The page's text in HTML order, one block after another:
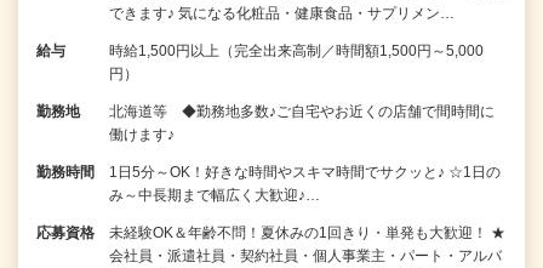
できます♪ 気になる化粧品・健康食品・サプリメン…
給与
時給1,500円以上（完全出来高制／時間額1,500円～5,000
円）
勤務地
北海道等 ◆勤務地多数♪ご自宅やお近くの店舗で間時間に
働けます♪
勤務時間
1日5分～OK！好きな時間やスキマ時間でサクッと♪ ☆1日の
み～中長期まで幅広く大歓迎♪…
応募資格
未経験OK＆年齢不問！夏休みの1回きり・単発も大歓迎！ ★
会社員・派遣社員・契約社員・個人事業主・パート・アルバ